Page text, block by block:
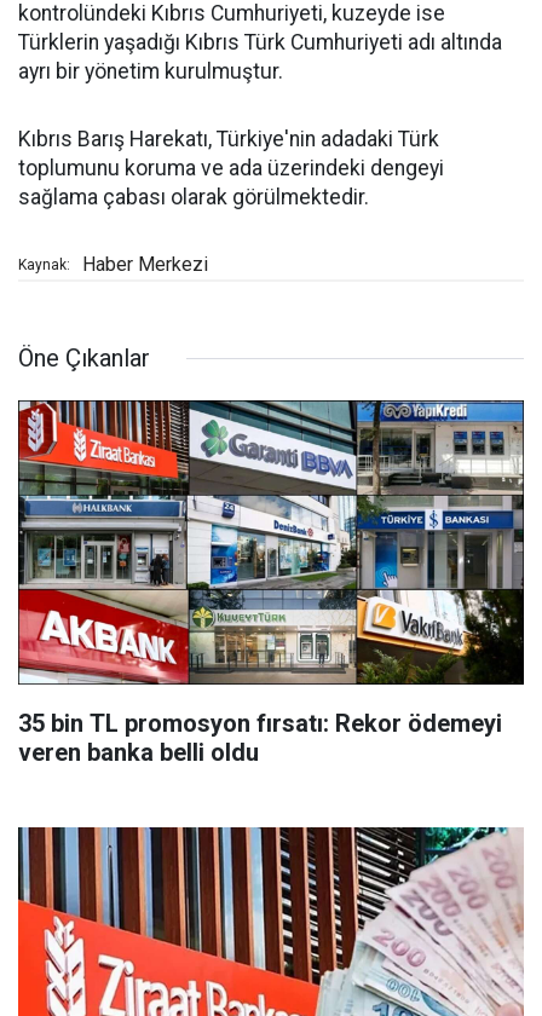
kontrolündeki Kıbrıs Cumhuriyeti, kuzeyde ise
Türklerin yaşadığı Kıbrıs Türk Cumhuriyeti adı altında
ayrı bir yönetim kurulmuştur.
Kıbrıs Barış Harekatı, Türkiye'nin adadaki Türk
toplumunu koruma ve ada üzerindeki dengeyi
sağlama çabası olarak görülmektedir.
Kaynak: Haber Merkezi
Öne Çıkanlar
35 bin TL promosyon fırsatı: Rekor ödemeyi
veren banka belli oldu